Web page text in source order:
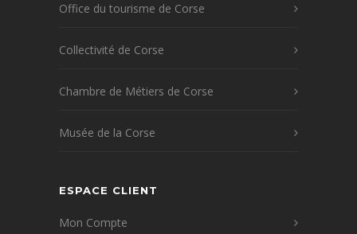
Office du tourisme de Corse
Collectivité de Corse
Chambre de Métiers de Corse
Musée de la Corse
ESPACE CLIENT
Mon Compte